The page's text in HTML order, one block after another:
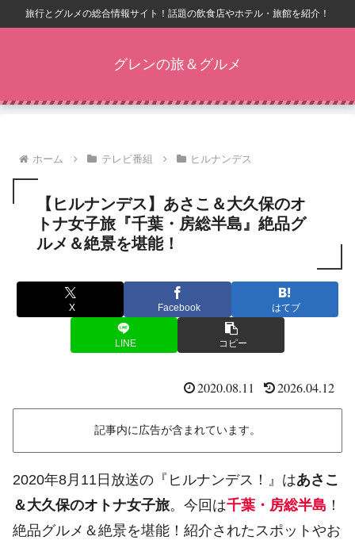
旅行とグルメの総合情報サイト！話題の飲食店やホテル・旅館を紹介！
グレンの旅＆グルメ
ホーム テレビ番組 ヒルナンデス
【ヒルナンデス】あさこ＆大久保のオ
トナ女子旅『千葉・房総半島』絶品グ
ルメ＆絶景を堪能！
X Facebook はてブ
LINE コピー
2020.08.11 2026.04.12
記事内に広告が含まれています。
2020年8月11日放送の『ヒルナンデス！』はあさこ
＆大久保のオトナ女子旅。今回は千葉・房総半島 ！
絶品グルメ＆絶景を堪能！紹介されたスポットやお